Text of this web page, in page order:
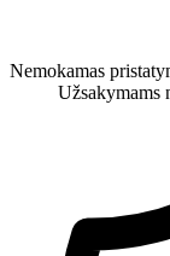
Nemokamas
Užsakymams